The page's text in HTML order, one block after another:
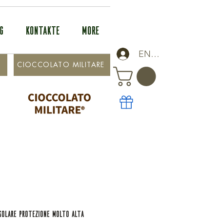
KONTAKTE More
CIOCCOLATO MILITARE
ENTRA
PROTEZIONE MOLTO ALTA